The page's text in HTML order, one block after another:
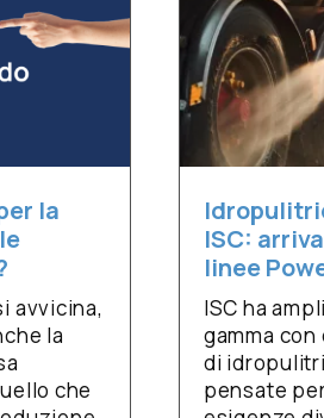
Idropulitrici professionali
ISC: arrivano le nuove
linee Power e Premium
ISC ha ampliato la propria
gamma con due nuove linee
di idropulitrici professionali,
pensate per rispondere a